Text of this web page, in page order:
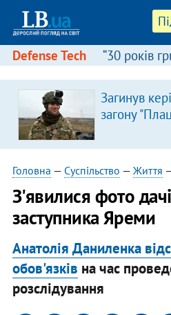
Defense Tech “30 років
Загинув
загону
Головна — Суспільство — Життя
З'явилися фото
заступника Яреми
Анатолія Даниленка
обов'язків на час
розслідування